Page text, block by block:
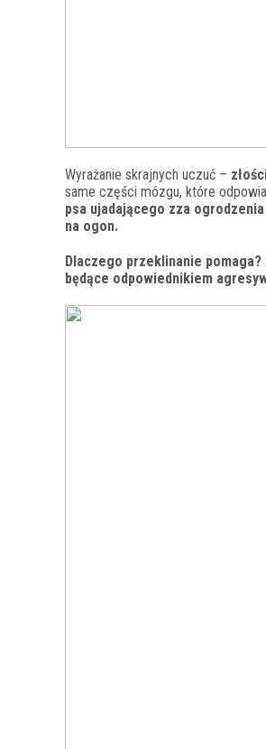
Wyrażanie skrajnych uczuć –
same części mózgu, które
psa ujadającego zza
na ogon.
Dlaczego przeklinanie pomaga?
będące odpowiednikiem